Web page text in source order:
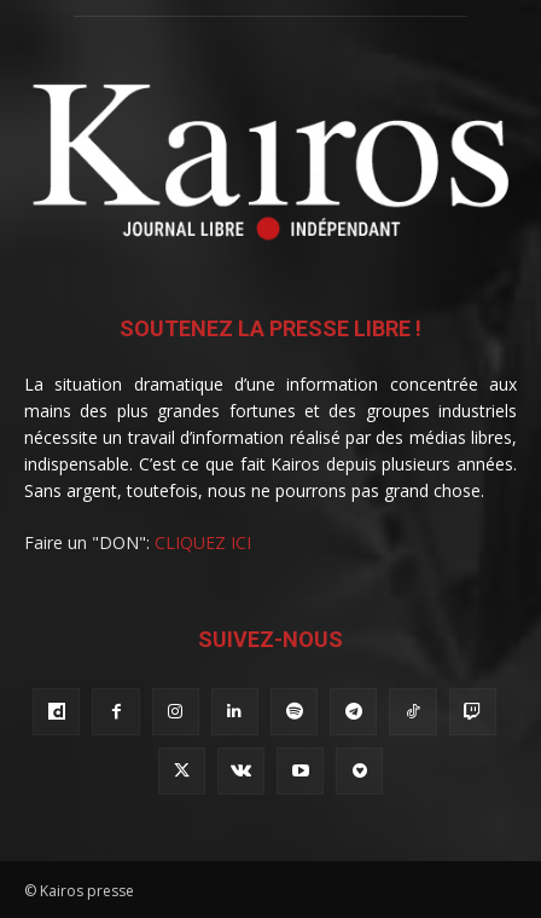
SOUTENEZ LA PRESSE LIBRE !
La situation dramatique d’une information concentrée aux
mains des plus grandes fortunes et des groupes industriels
nécessite un travail d’information réalisé par des médias libres,
indispensable. C’est ce que fait Kairos depuis plusieurs années.
Sans argent, toutefois, nous ne pourrons pas grand chose.
Faire un "DON": CLIQUEZ ICI
SUIVEZ-NOUS
© Kairos presse